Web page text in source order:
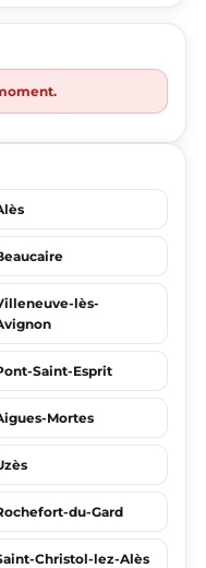
lès-
Saint-Esprit
Mortes
du-Gard
Christol-lez-Alès